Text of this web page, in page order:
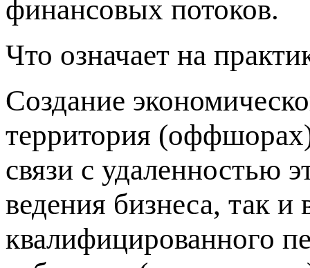
финансовых потоков.
Что означает на
Создание
территория
связи с удаленностью
ведения бизнеса, так и
квалифицированного